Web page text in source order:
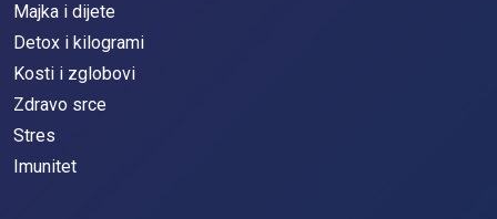
Majka i dijete
Detox i kilogrami
Kosti i zglobovi
Zdravo srce
Stres
Imunitet